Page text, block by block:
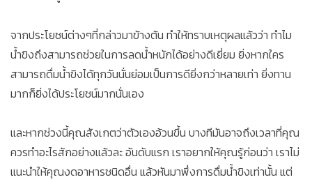
จากประโยชน์ต่างๆที่กล่าวมาข้างต้น ทำให้ทราบเหตุผลแล้วว่า ทำไม
น้ำขิงถึงสามารถช่วยในการลดน้ำหนักได้อย่างดีเยี่ยม ยิ่งหากใคร
สามารถดื่มน้ำขิงได้ทุกวันนั่นย่อมเป็นการดียิ่งกว่าหลายเท่า ยิ่งทาน
มากก็ยิ่งได้ประโยชน์มากนั่นเอง
และหากช่วงนี้คุณสังเกตว่าตัวเองอ้วนขึ้น บางทีมันอาจถึงเวลาที่คุณ
ควรทำอะไรสักอย่างแล้วละ อันดับแรก เราอยากให้คุณรู้ก่อนว่า เราไม่
แนะนำให้คุณงดอาหารชนิดอื่น แล้วหันมาพึ่งการดื่มน้ำขิงเท่านั้น แต่